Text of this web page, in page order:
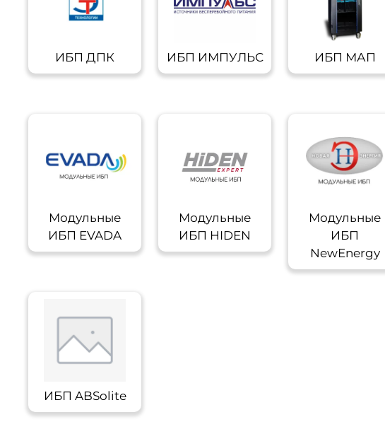
ИБП ДПК ИБП ИМПУЛЬС ИБП МАП
Модульные
ИБП EVADA
Модульные
ИБП HIDEN
Модульные
ИБП
NewEnergy
ИБП ABSolite